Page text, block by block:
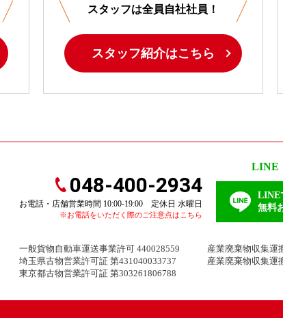
スタッフは全員自社社員！
スタッフ紹介はこちら
048-400-2934
お電話・店舗営業時間 10:00-19:00 定休日 水曜日
※お電話をいただく際のご注意点はこちら
LINE
LINE
無料
一般貨物自動車運送事業許可 440028559
埼玉県古物営業許可証 第431040033737
東京都古物営業許可証 第303261806788
産業廃棄物収集運
産業廃棄物収集運